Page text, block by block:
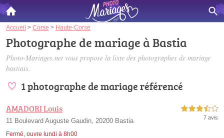
Accueil > Corse > Haute-Corse
Photographe de mariage à Bastia
Photo-Mariages.net vous propose la liste des photographes de mariage
bastiais.
1 photographe de mariage référencé
AMADORI Louis
11 Boulevard Auguste Gaudin, 20200 Bastia
Fermé, ouvre lundi à 8h00
3,5 étoiles sur 5
7 avis